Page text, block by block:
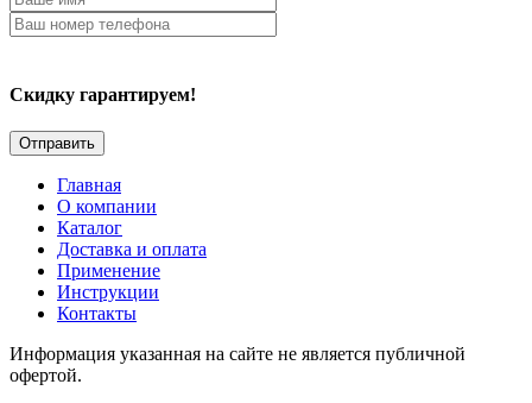
Скидку гарантируем!
Главная
О компании
Каталог
Доставка и оплата
Применение
Инструкции
Контакты
Информация указанная на сайте не является публичной
офертой.